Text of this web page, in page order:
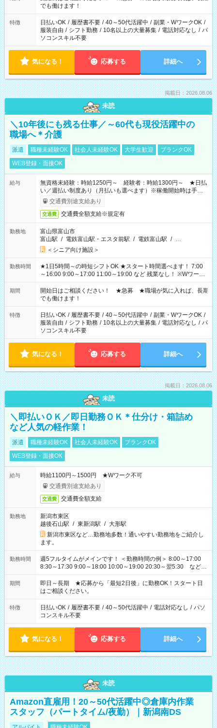
象となります ※労働者派遣法（日雇い派遣の原則禁止）によ
り、短時間・短期間の就業はご案内が難しい場合があります
でも働けます！
特徴 日払いOK / 履歴書不要 / 40～50代活躍中 / 副業・WワークOK /
服装自由 / シフト勤務 / 10名以上の大量募集 / 電話対応なし / パ
ソコンスキル不要
気になる！ 応募する 詳細へ
掲載日：2026.08.06
未読
＼10年後にも残る仕事／～60代も現役活躍中の
職場へ＊介護
派遣 職種未経験OK 社会人未経験OK 大学生歓迎
ブランクOK
WEB登録・面接OK
給与
無資格未経験：時給1250円～ 経験者：時給1300円～ ★日払
い／週払い制度あり（月払いも選べます）※稼働開始時は手続き
完了次第のお支払いとなります。
交通費別途支給あり
交通費 交通費全額支給※規定有
勤務地
富山県富山市
富山駅 / 電鉄富山駅・エスタ前駅 / 電鉄富山駅 / …
＜シニア向け施設＞
勤務時間
★1日5時間～の時短シフトOK ★スタート時間選べます！ 7:00
～16:00 9:00～17:00 11:00～19:00 など 残業なし！ ※Wワーク
の場合、他のお仕事と合わせ週40時間超の就業はご案内できま
せん ※法令に基づき、週20時間以上勤務は社会保険への加入対
象となります ※労働者派遣法（日雇い派遣の原則禁止）によ
り、短時間・短期間の就業はご案内が難しい場合があります
期間
開始日はご相談ください！ ★急募 ★職場が気に入れば、長期
でも働けます！
特徴 日払いOK / 履歴書不要 / 40～50代活躍中 / 副業・WワークOK /
服装自由 / シフト勤務 / 10名以上の大量募集 / 電話対応なし / パ
ソコンスキル不要
気になる！ 応募する 詳細へ
掲載日：2026.08.06
未読
＼即払いＯＫ／即日勤務ＯＫ＊仕分け・箱詰め
など人気の軽作業！
派遣 職種未経験OK 社会人未経験OK
ブランクOK
WEB登録・面接OK
給与
時給1100円～1500円 ★Wワーク不可
交通費別途支給あり
交通費 交通費全額支給
勤務地
新潟市東区
越後石山駅 / 東新潟駅 / 大形駅
新潟市東区など…勤務地多数！通いやすい勤務地をご紹介し
ます。
勤務時間
週5フルタイムがメインです！ ＜勤務時間の例＞ 8:00～17:00
8:30～17:30 9:00～18:00 10:00～19:00 20:30～翌5:30 など ★
その他にも勤務時間多数！ 日勤のみ、残業なし、交替制など
ご希望を教えてください！
期間
即日～長期 ★応募から「最短2日後」に勤務OK！スタート日
はご相談ください。
特徴 日払いOK / 履歴書不要 / 40～50代活躍中 / 電話対応なし / パソ
コンスキル不要
気になる！ 応募する 詳細へ
未読
Amazon直雇用！20～50代活躍中◎倉庫内作業
スタッフ（パートタイム/夜勤）｜新潟南DS